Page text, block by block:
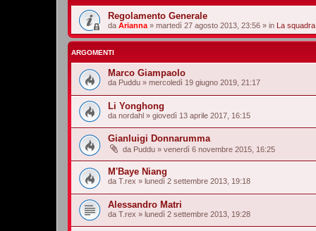
Regolamento Generale
da Arianna » martedì 27 agosto 2013, 23:56 » in La squadra
ARGOMENTI
Marco Giampaolo
da Puddu » mercoledì 19 giugno 2019, 21:17
Li Yonghong
da nordahl » giovedì 13 aprile 2017, 16:15
Gianluigi Donnarumma
da Puddu » venerdì 6 novembre 2015, 16:25
M'Baye Niang
da T.rex » lunedì 2 settembre 2013, 19:18
Alessandro Matri
da T.rex » lunedì 2 settembre 2013, 19:28